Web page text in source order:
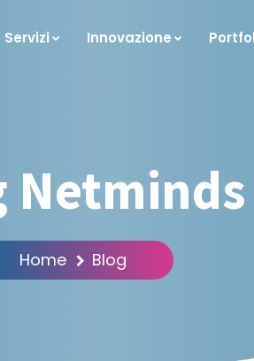
Servizi Innovazione
Netminds
Home Blog